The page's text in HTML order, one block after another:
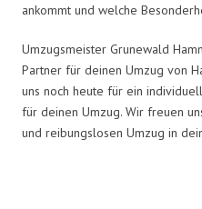
ankommt und welche
Umzugsmeister Grunewald
Partner für deinen Umzug von
uns noch heute für ein
für deinen Umzug. Wir freuen
und reibungslosen Umzug in